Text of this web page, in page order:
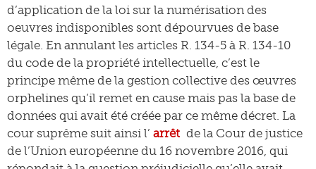
d’application de la loi sur la numérisation des
oeuvres indisponibles sont dépourvues de base
légale. En annulant les articles R. 134-5 à R. 134-10
du code de la propriété intellectuelle, c’est le
principe même de la gestion collective des œuvres
orphelines qu’il remet en cause mais pas la base de
données qui avait été créée par ce même décret. La
cour suprême suit ainsi l’ arrêt de la Cour de justice
de l’Union européenne du 16 novembre 2016, qui